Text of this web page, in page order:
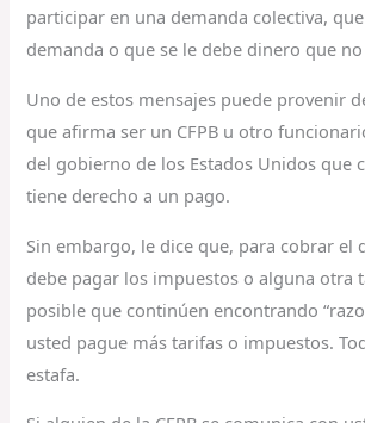
participar en una demanda colectiva,
demanda o que se le debe dinero que
Uno de estos mensajes puede provenir
que afirma ser un CFPB u otro
del gobierno de los Estados Unidos que
tiene derecho a un pago.
Sin embargo, le dice que, para cobrar el
debe pagar los impuestos o alguna otra
posible que continúen encontrando
usted pague más tarifas o impuestos.
estafa.